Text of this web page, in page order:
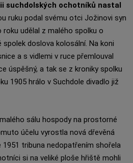
suchdolských ochotníků nastal
ruku podal svému otci Jožinovi syn
roku udělal z malého spolku o
spolek doslova kolosální. Na koni
a s vidlemi v ruce přemlouval
úspěšný, a tak se z kroniky spolku
1905 hrálo v Suchdole divadlo již
sálu hospody na prostorné
účelu vyrostla nová dřevěná
tribuna nedopatřením shořela
si na veliké ploše hřiště mohli